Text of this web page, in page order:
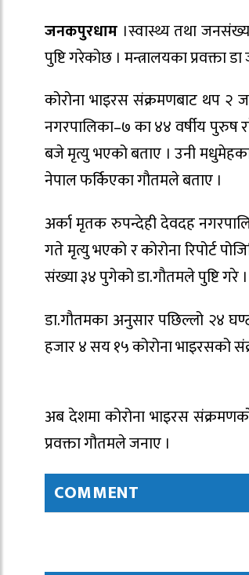
जनकपुरधाम ।स्वास्थ्य तथा
पुष्टि गरेकोछ । मन्त्रालयका
कोरोना भाइरस संक्रमणबाट थप २
नगरपालिका–७ का ४४ वर्षीय पुरुष
बजे मृत्यु भएको बताए । उनी मधुमेहका
नेपाल फर्किएका गौतमले बताए ।
अर्का मृतक रुपन्देही देवदह
गते मृत्यु भएको र कोरोना रिपोर्ट
संख्या ३४ पुगेको डा.गौतमले पुष्टि गरे ।
डा.गौतमका अनुसार पछिल्लो २४
हजार ४ सय १५ कोरोना भाइरसको
अब देशमा कोरोना भाइरस
प्रवक्ता गौतमले जनाए ।
COMMENT